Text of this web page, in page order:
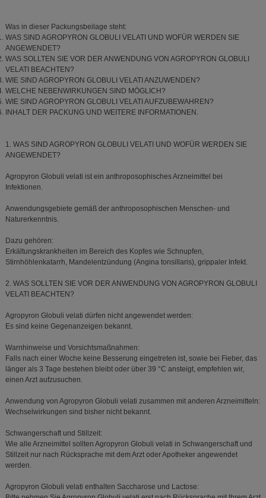
Was in dieser Packungsbeilage steht:
WAS SIND AGROPYRON GLOBULI VELATI UND WOFÜR WERDEN SIE
ANGEWENDET?
WAS SOLLTEN SIE VOR DER ANWENDUNG VON AGROPYRON GLOBULI
VELATI BEACHTEN?
WIE SIND AGROPYRON GLOBULI VELATI ANZUWENDEN?
WELCHE NEBENWIRKUNGEN SIND MÖGLICH?
WIE SIND AGROPYRON GLOBULI VELATI AUFZUBEWAHREN?
INHALT DER PACKUNG UND WEITERE INFORMATIONEN.
1. WAS SIND AGROPYRON GLOBULI VELATI UND WOFÜR WERDEN SIE
ANGEWENDET?
Agropyron Globuli velati ist ein anthroposophisches Arzneimittel bei
Infektionen.
Anwendungsgebiete gemäß der anthroposophischen Menschen- und
Naturerkenntnis.
Dazu gehören:
Erkältungskrankheiten im Bereich des Kopfes wie Schnupfen,
Stirnhöhlenkatarrh, Mandelentzündung (Angina tonsillaris), grippaler Infekt.
2. WAS SOLLTEN SIE VOR DER ANWENDUNG VON AGROPYRON GLOBULI
VELATI BEACHTEN?
Agropyron Globuli velati dürfen nicht angewendet werden:
Es sind keine Gegenanzeigen bekannt.
Warnhinweise und Vorsichtsmaßnahmen:
Falls nach einer Woche keine Besserung eingetreten ist, sowie bei Fieber, das
länger als 3 Tage bestehen bleibt oder über 39 °C ansteigt, empfehlen wir,
einen Arzt aufzusuchen.
Anwendung von Agropyron Globuli velati zusammen mit anderen Arzneimitteln:
Wechselwirkungen sind bisher nicht bekannt.
Schwangerschaft und Stillzeit:
Wie alle Arzneimittel sollten Agropyron Globuli velati in Schwangerschaft und
Stillzeit nur nach Rücksprache mit dem Arzt oder Apotheker angewendet
werden.
Agropyron Globuli velati enthalten Saccharose und Lactose: